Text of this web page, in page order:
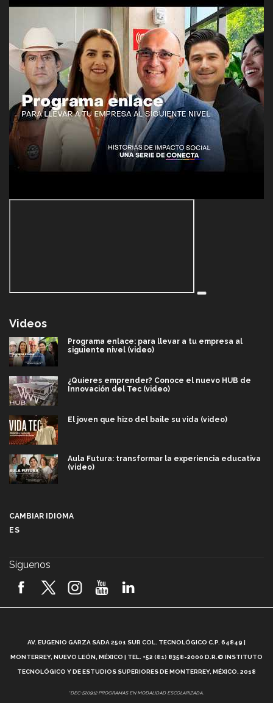
Videos
Programa enlace: para llevar a tu empresa al
siguiente nivel (video)
¿Quieres emprender? Conoce el nuevo HUB de
Innovación del Tec (video)
El joven que hizo del baile su vida (video)
Aula Futura: transformar la experiencia educativa
(video)
2026! (video)
¿Cómo es el Modelo Educativo Tec? (video)
Vida Tec: Feminismo e Inteligencia Artificial, Paola
CAMBIAR IDIOMA
ES
Síguenos
AV. EUGENIO GARZA SADA 2501 SUR COL. TECNOLÓGICO C.P. 64849 |
MONTERREY, NUEVO LEÓN, MÉXICO | TEL. +52 (81) 8358-2000 D.R.© INSTITUTO
TECNOLÓGICO Y DE ESTUDIOS SUPERIORES DE MONTERREY, MÉXICO. 2018
*DEC-520912 PROGRAMAS EN MODALIDAD ESCOLARIZADA.